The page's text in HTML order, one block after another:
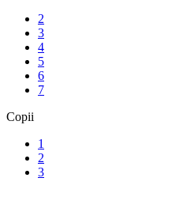
2
3
4
5
6
7
Copii
1
2
3